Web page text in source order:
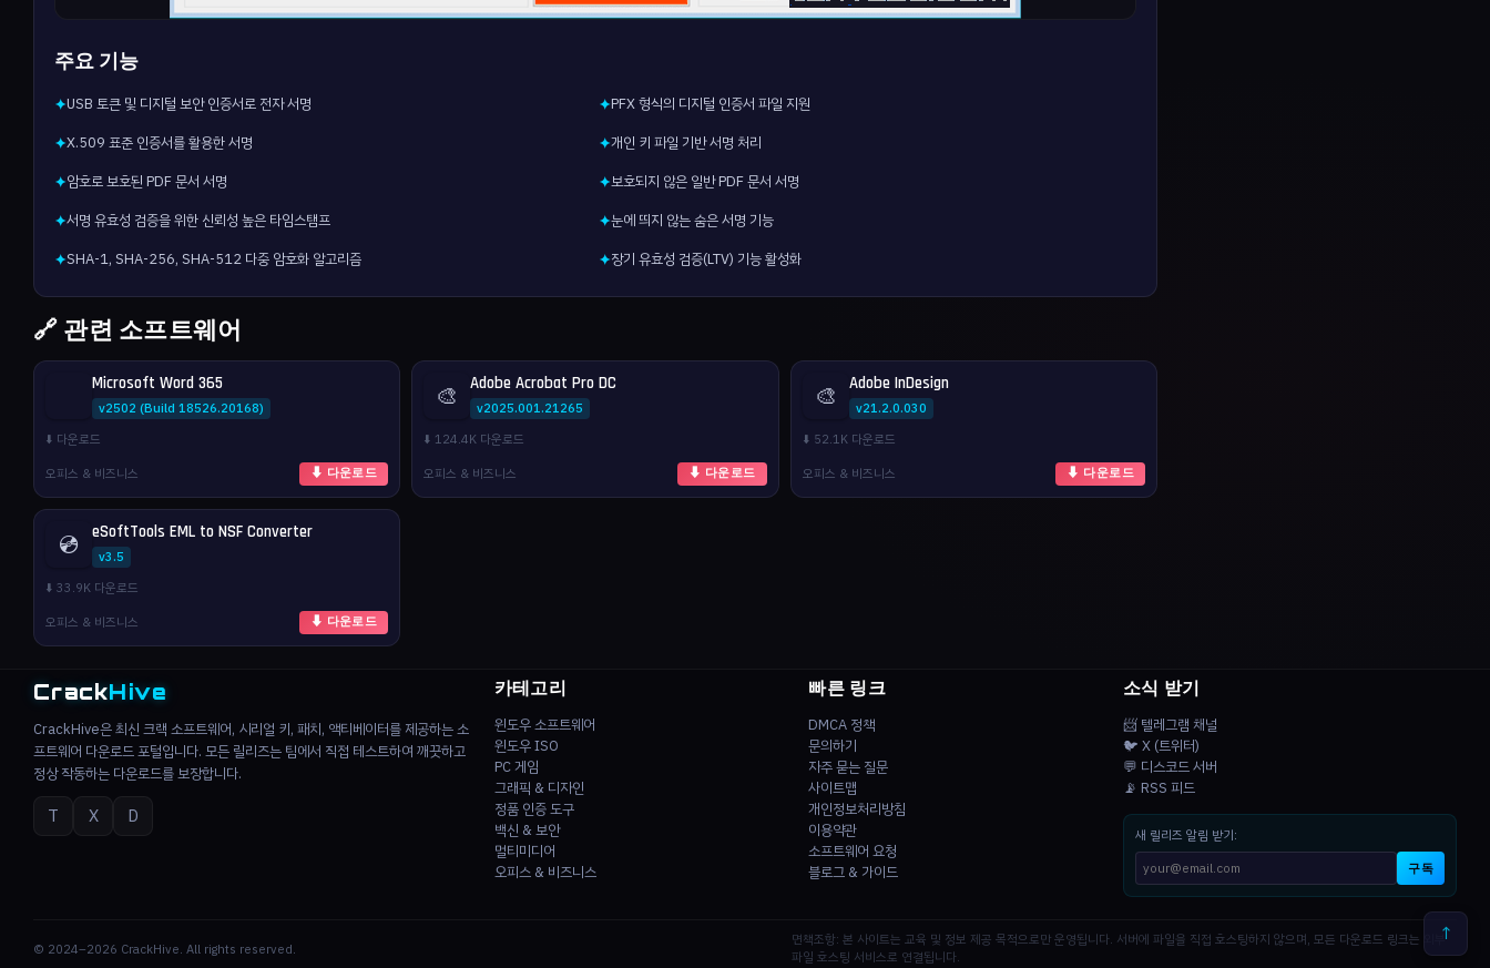
주요 기능
✦USB 토큰 및 디지털 보안 인증서로 전자 서명 ✦PFX 형식의 디지털 인증서 파일 지원
✦X.509 표준 인증서를 활용한 서명 ✦개인 키 파일 기반 서명 처리
✦암호로 보호된 PDF 문서 서명 ✦보호되지 않은 일반 PDF 문서 서명
✦서명 유효성 검증을 위한 신뢰성 높은 타임스탬프 ✦눈에 띄지 않는 숨은 서명 기능
✦SHA-1, SHA-256, SHA-512 다중 암호화 알고리즘 ✦장기 유효성 검증(LTV) 기능 활성화
🔗 관련 소프트웨어
Microsoft Word 365
v2502 (Build 18526.20168)
⬇️ 다운로드
오피스 & 비즈니스
⬇ 다운로드
🎨 Adobe Acrobat Pro DC
v2025.001.21265
⬇️ 124.4K 다운로드
오피스 & 비즈니스
⬇ 다운로드
🎨 Adobe InDesign
v21.2.0.030
⬇️ 52.1K 다운로드
오피스 & 비즈니스
⬇ 다운로드
💿 eSoftTools EML to NSF Converter
v3.5
⬇️ 33.9K 다운로드
오피스 & 비즈니스
⬇ 다운로드
CrackHive
CrackHive은 최신 크랙 소프트웨어, 시리얼 키, 패치, 액티베이터를 제공하는 소
프트웨어 다운로드 포털입니다. 모든 릴리즈는 팀에서 직접 테스트하여 깨끗하고
정상 작동하는 다운로드를 보장합니다.
T X D
카테고리
윈도우 소프트웨어
윈도우 ISO
PC 게임
그래픽 & 디자인
정품 인증 도구
백신 & 보안
멀티미디어
오피스 & 비즈니스
빠른 링크
DMCA 정책
문의하기
자주 묻는 질문
사이트맵
개인정보처리방침
이용약관
소프트웨어 요청
블로그 & 가이드
소식 받기
📨 텔레그램 채널
🐦 X (트위터)
💬 디스코드 서버
📡 RSS 피드
새 릴리즈 알림 받기:
구독
© 2024–2026 CrackHive. All rights reserved.
면책조항: 본 사이트는 교육 및 정보 제공 목적으로만 운영됩니다. 서버에 파일을 직접 호스팅하지 않으며, 모든 다운로드 링크는 외부
파일 호스팅 서비스로 연결됩니다.
↑